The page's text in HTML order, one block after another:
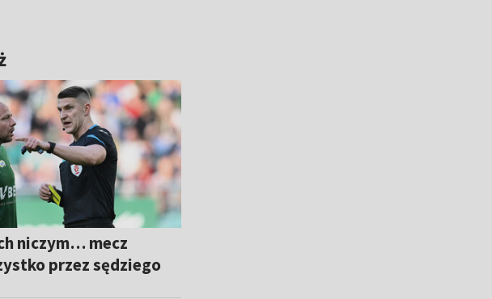
niczym… mecz
przez sędziego